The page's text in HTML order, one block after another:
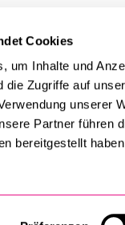
Cookies
um Inhalte und
die Zugriffe auf
unserer
Partner führen
bereitgestellt
Förderer